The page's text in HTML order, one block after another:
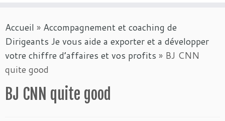
au
contenu
Accueil » Accompagnement et coaching de
Dirigeants Je vous aide a exporter et a développer
votre chiffre d’affaires et vos profits » BJ CNN
quite good
BJ CNN quite good